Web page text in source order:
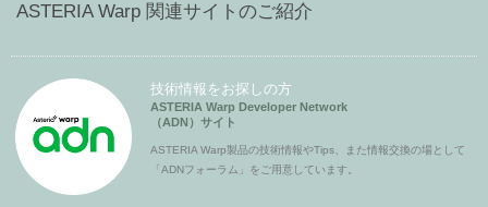
ASTERIA Warp 関連サイトのご紹介
技術情報をお探しの方
ASTERIA Warp Developer Network
（ADN）サイト
ASTERIA Warp製品の技術情報やTips、また情報交換の場として
「ADNフォーラム」をご用意しています。